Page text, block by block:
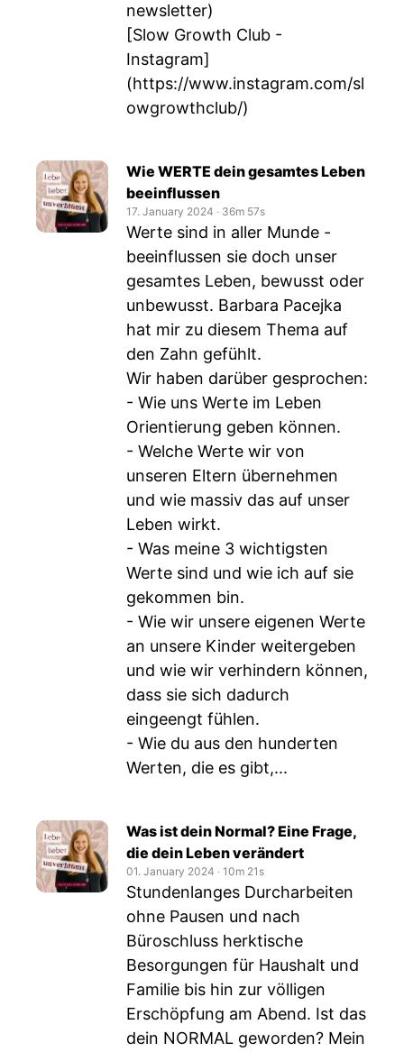
newsletter)
[Slow Growth Club -
Instagram]
(https://www.instagram.com/sl
owgrowthclub/)
Wie WERTE dein gesamtes Leben
beeinflussen
17. January 2024 ‧ 36m 57s
Werte sind in aller Munde -
beeinflussen sie doch unser
gesamtes Leben, bewusst oder
unbewusst. Barbara Pacejka
hat mir zu diesem Thema auf
den Zahn gefühlt.
Wir haben darüber gesprochen:
- Wie uns Werte im Leben
Orientierung geben können.
- Welche Werte wir von
unseren Eltern übernehmen
und wie massiv das auf unser
Leben wirkt.
- Was meine 3 wichtigsten
Werte sind und wie ich auf sie
gekommen bin.
- Wie wir unsere eigenen Werte
an unsere Kinder weitergeben
und wie wir verhindern können,
dass sie sich dadurch
eingeengt fühlen.
- Wie du aus den hunderten
Werten, die es gibt,...
Was ist dein Normal? Eine Frage,
die dein Leben verändert
01. January 2024 ‧ 10m 21s
Stundenlanges Durcharbeiten
ohne Pausen und nach
Büroschluss herktische
Besorgungen für Haushalt und
Familie bis hin zur völligen
Erschöpfung am Abend. Ist das
dein NORMAL geworden? Mein